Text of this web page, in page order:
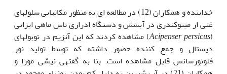
خدابنده و همکاران (12) در مطالعه ای به منظور مکان‏یابی سلول‏های
غنی از میتوکندری در آبشش و دستگاه ادراری تاس ماهی ایرانی
(
Acipenser persicus) مشاهده کردند که این آنزیم در توبول‏های
دیستال و جمع کننده حضور داشته که توسط تولید نور
فلوئورسانس قابل مشاهده است. بنا به گفته‏ی نیشی مورا و